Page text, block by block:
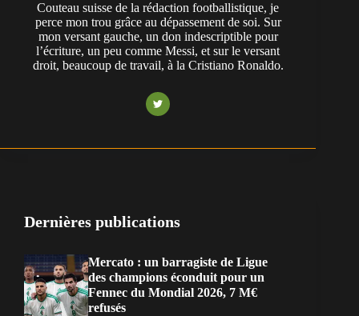
Couteau suisse de la rédaction footballistique, je
perce mon trou grâce au dépassement de soi. Sur
mon versant gauche, un don indescriptible pour
l’écriture, un peu comme Messi, et sur le versant
droit, beaucoup de travail, à la Cristiano Ronaldo.
Dernières publications
Mercato : un barragiste de Ligue
des champions éconduit pour un
Fennec du Mondial 2026, 7 M€
refusés